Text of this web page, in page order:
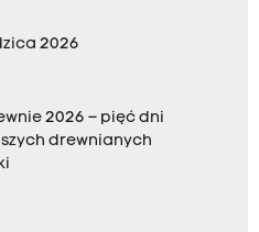
2026
2026 – pięć dni
drewnianych